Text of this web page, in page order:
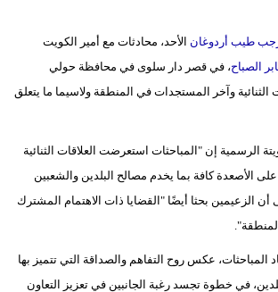
علوم
وتكنولوجيا
مدوَّنات
أبراج
سيارات
طيب أردوغان الأحد، محادثات مع أمير الكويت
الصباح، في قصر دار سلوى في محافظة حولي
الثنائية وآخر المستجدات في المنطقة ولاسيما ما يتعلق
الرسمية إن "المباحثات استعرضت العلاقات الثنائية
على الأصعدة كافة بما يخدم مصالح البلدين والشعبين
الزعيمين بحثا أيضًا "القضايا ذات الاهتمام المشترك
المباحثات، عكس روح التفاهم والصداقة التي تتميز بها
في خطوة تجسد رغبة الجانبين في تعزيز التعاون